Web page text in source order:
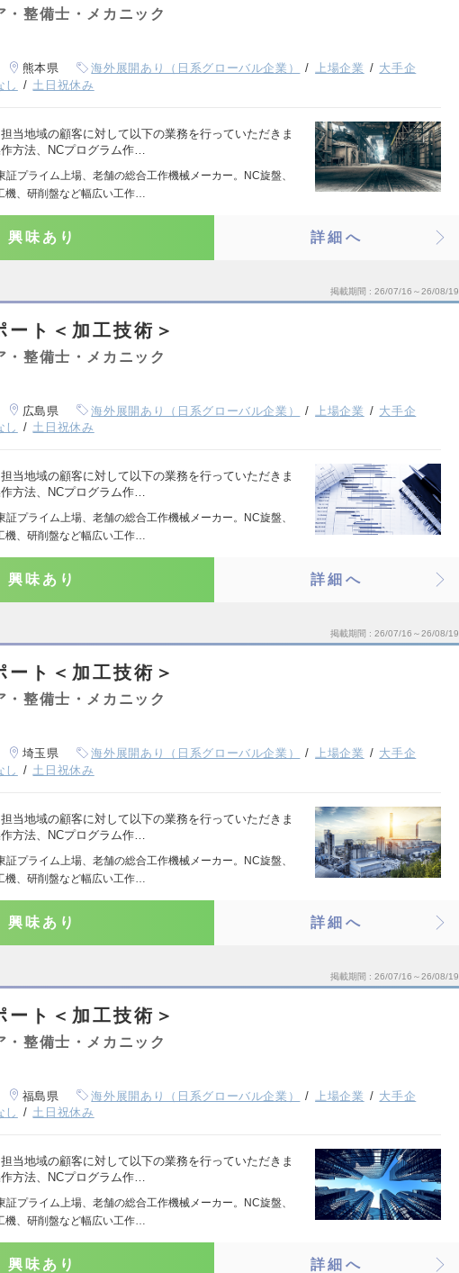
・整備士・メカニック
熊本県 海外展開あり（日系グローバル企業） 上場企業
大手企
し 土日祝休み
当地域の顧客に対して以下の業務を行っていただきま
方法、NCプログラム作…
証プライム上場、老舗の総合工作機械メーカー。NC旋盤、
機、研削盤など幅広い工作…
興味あり 詳細へ
掲載期間 26/07/16～26/08/19
ート＜加工技術＞
・整備士・メカニック
広島県 海外展開あり（日系グローバル企業） 上場企業
大手企
し 土日祝休み
当地域の顧客に対して以下の業務を行っていただきま
方法、NCプログラム作…
証プライム上場、老舗の総合工作機械メーカー。NC旋盤、
機、研削盤など幅広い工作…
興味あり 詳細へ
掲載期間 26/07/16～26/08/19
ート＜加工技術＞
・整備士・メカニック
埼玉県 海外展開あり（日系グローバル企業） 上場企業
大手企
し 土日祝休み
当地域の顧客に対して以下の業務を行っていただきま
方法、NCプログラム作…
証プライム上場、老舗の総合工作機械メーカー。NC旋盤、
機、研削盤など幅広い工作…
興味あり 詳細へ
掲載期間 26/07/16～26/08/19
ート＜加工技術＞
・整備士・メカニック
福島県 海外展開あり（日系グローバル企業） 上場企業
大手企
し 土日祝休み
当地域の顧客に対して以下の業務を行っていただきま
方法、NCプログラム作…
証プライム上場、老舗の総合工作機械メーカー。NC旋盤、
機、研削盤など幅広い工作…
興味あり 詳細へ